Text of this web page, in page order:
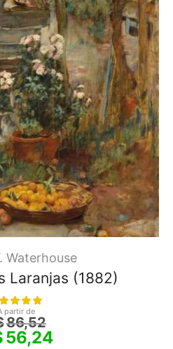
Waterhouse
Laranjas (1882)
partir de
86,52
56,24